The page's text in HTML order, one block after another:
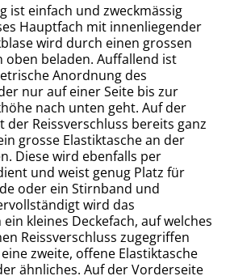
ist einfach und zweckmässig
Hauptfach mit innenliegender
wird durch einen grossen
oben beladen. Auffallend ist
Anordnung des
nur auf einer Seite bis zur
nach unten geht. Auf der
der Reissverschluss bereits ganz
grosse Elastiktasche an der
Diese wird ebenfalls per
und weist genug Platz für
oder ein Stirnband und
wird das
kleines Deckefach, auf welches
Reissverschluss zugegriffen
zweite, offene Elastiktasche
ähnliches. Auf der Vorderseite